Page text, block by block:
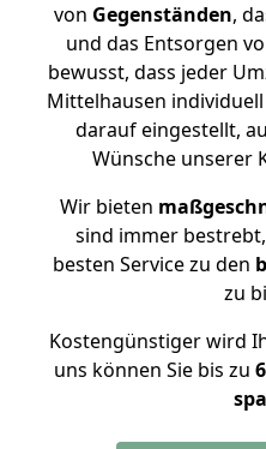
von Gegenständen,
und das Entsorgen
bewusst, dass jeder
Mittelhausen
darauf eingestellt,
Wünsche unserer
Wir bieten
sind immer
besten Service zu den
zu
Kostengünstiger wird
uns können Sie bis zu